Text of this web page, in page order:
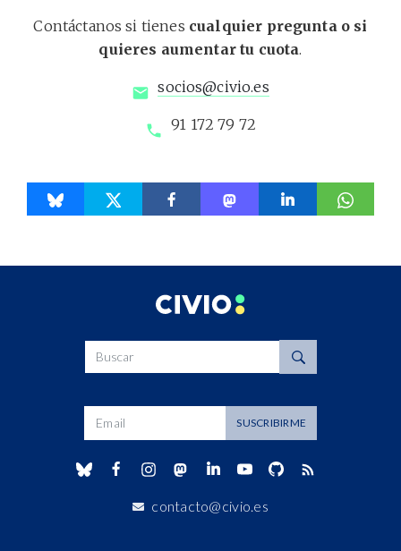
Contáctanos si tienes cualquier pregunta o si
quieres aumentar tu cuota.
socios@civio.es
91 172 79 72
Buscar
Dirección de correo SUSCRIBIRME
contacto@civio.es